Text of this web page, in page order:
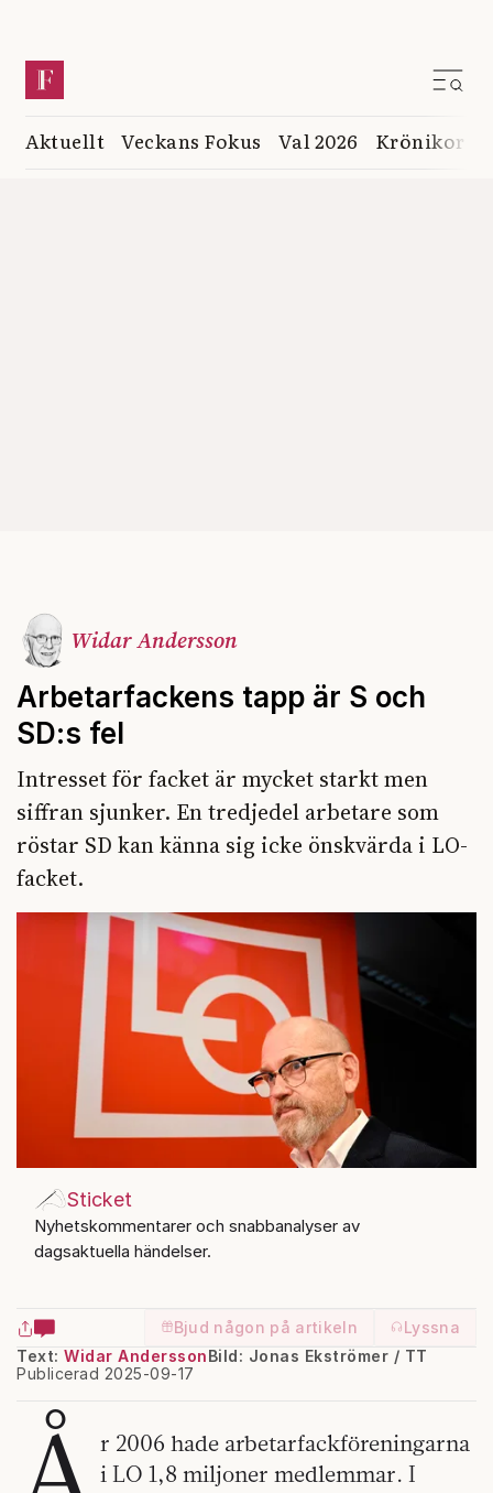
Aktuellt Veckans Fokus Val 2026 Krönikor
Widar Andersson
Arbetarfackens tapp är S och
SD:s fel
Intresset för facket är mycket starkt men
siffran sjunker. En tredjedel arbetare som
röstar SD kan känna sig icke önskvärda i LO-
facket.
Sticket
Nyhetskommentarer och snabbanalyser av
dagsaktuella händelser.
Bjud någon på artikeln
Lyssna
Text: Widar Andersson
Publicerad 2025-09-17
Bild: Jonas Ekströmer / TT
r 2006 hade arbetarfackföreningarna
i LO 1,8 miljoner medlemmar. I